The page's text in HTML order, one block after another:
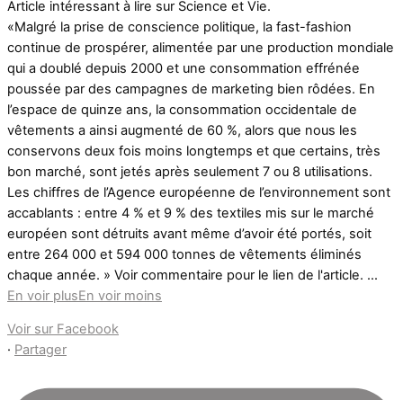
Article intéressant à lire sur Science et Vie.
«Malgré la prise de conscience politique, la fast-fashion
continue de prospérer, alimentée par une production mondiale
qui a doublé depuis 2000 et une consommation effrénée
poussée par des campagnes de marketing bien rôdées. En
l’espace de quinze ans, la consommation occidentale de
vêtements a ainsi augmenté de 60 %, alors que nous les
conservons deux fois moins longtemps et que certains, très
bon marché, sont jetés après seulement 7 ou 8 utilisations.
Les chiffres de l’Agence européenne de l’environnement sont
accablants : entre 4 % et 9 % des textiles mis sur le marché
européen sont détruits avant même d’avoir été portés, soit
entre 264 000 et 594 000 tonnes de vêtements éliminés
chaque année. » Voir commentaire pour le lien de l'article. ...
En voir plusEn voir moins
Voir sur Facebook
· Partager